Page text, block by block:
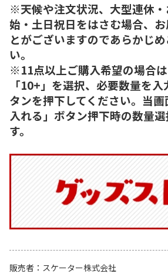
※天候や注文状況、大型連休
始・土日祝日をはさむ場合、
とがございますのであらかじ
い。
※11点以上ご購入希望の場合
「10+」を選択、必要数量を
タンを押下してください。当
入れる」ボタン押下時の数量
す。
販売者
スケーター株式会社